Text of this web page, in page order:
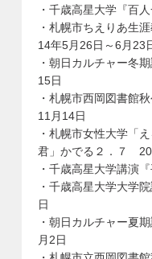
・千歳高星大学『百
・札幌市ちえりあ生
14年5月26日～6月23
・朝日カルチャー冬
15日
・札幌市西岡図書館
11月14日
・札幌市女性大学「
君」かでる２．７
・千歳高星大学講演
・千歳高星大学大学
日
・朝日カルチャー夏
月2日